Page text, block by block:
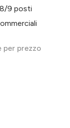
9 posti
prezzo